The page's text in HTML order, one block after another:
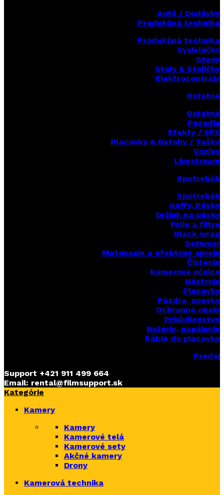
Autá / Dodávky
Produkčná technika
Produkčná technika
Vysielačky
Stany
Stoly & Stoličky
Elektrocentrály
Ostatné
Ostatné
Pozadia
Efekty / SFX
Placovky & Batohy / Tašky
Vozíky
Livestream
Spotrebák
Spotrebák
Gaffy, Pásky
Držiak na pásky
Fólie a filtre
Black wrap
Setwear
Matovacie a efektové spreje
Čistenie
Kamerové očnice
Nástroje
Placovky
Púzdra, opasky
Ochranné obaly
Príslušenstvo
Batérie, napájanie
Káble do placovky
Predaj
Support +421 911 499 664
Email: rental@filmsupport.sk
Kategórie
Kamery
Kamery
Kamerové telá
Kamerové sety
Akčné kamery
Drony
Kamerová technika